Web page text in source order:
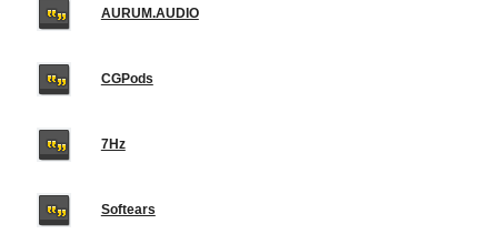
AURUM.AUDIO
CGPods
7Hz
Softears